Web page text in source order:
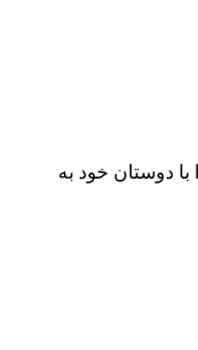
دوستان خود به